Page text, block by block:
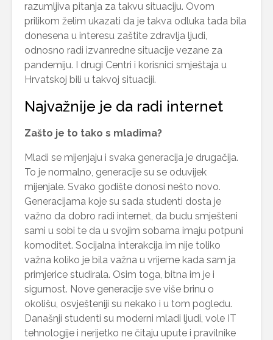
razumljiva pitanja za takvu situaciju. Ovom
prilikom želim ukazati da je takva odluka tada bila
donesena u interesu zaštite zdravlja ljudi,
odnosno radi izvanredne situacije vezane za
pandemiju. I drugi Centri i korisnici smještaja u
Hrvatskoj bili u takvoj situaciji.
Najvažnije je da radi internet
Zašto je to tako s mladima?
Mladi se mijenjaju i svaka generacija je drugačija.
To je normalno, generacije su se oduvijek
mijenjale. Svako godište donosi nešto novo.
Generacijama koje su sada studenti dosta je
važno da dobro radi internet, da budu smješteni
sami u sobi te da u svojim sobama imaju potpuni
komoditet. Socijalna interakcija im nije toliko
važna koliko je bila važna u vrijeme kada sam ja
primjerice studirala. Osim toga, bitna im je i
sigurnost. Nove generacije sve više brinu o
okolišu, osvješteniji su nekako i u tom pogledu.
Današnji studenti su moderni mladi ljudi, vole IT
tehnologije i nerijetko ne čitaju upute i pravilnike